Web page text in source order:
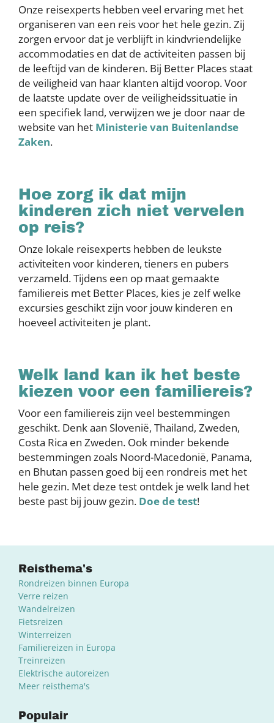
Onze reisexperts hebben veel ervaring met het
organiseren van een reis voor het hele gezin. Zij
zorgen ervoor dat je verblijft in kindvriendelijke
accommodaties en dat de activiteiten passen bij
de leeftijd van de kinderen. Bij Better Places staat
de veiligheid van haar klanten altijd voorop. Voor
de laatste update over de veiligheidssituatie in
een specifiek land, verwijzen we je door naar de
website van het Ministerie van Buitenlandse
Zaken.
Hoe zorg ik dat mijn
kinderen zich niet vervelen
op reis?
Onze lokale reisexperts hebben de leukste
activiteiten voor kinderen, tieners en pubers
verzameld. Tijdens een op maat gemaakte
familiereis met Better Places, kies je zelf welke
excursies geschikt zijn voor jouw kinderen en
hoeveel activiteiten je plant.
Welk land kan ik het beste
kiezen voor een familiereis?
Voor een familiereis zijn veel bestemmingen
geschikt. Denk aan Slovenië, Thailand, Zweden,
Costa Rica en Zweden. Ook minder bekende
bestemmingen zoals Noord-Macedonië, Panama,
en Bhutan passen goed bij een rondreis met het
hele gezin. Met deze test ontdek je welk land het
beste past bij jouw gezin. Doe de test!
Reisthema's
Rondreizen binnen Europa
Verre reizen
Wandelreizen
Fietsreizen
Winterreizen
Familiereizen in Europa
Treinreizen
Elektrische autoreizen
Meer reisthema's
Populair